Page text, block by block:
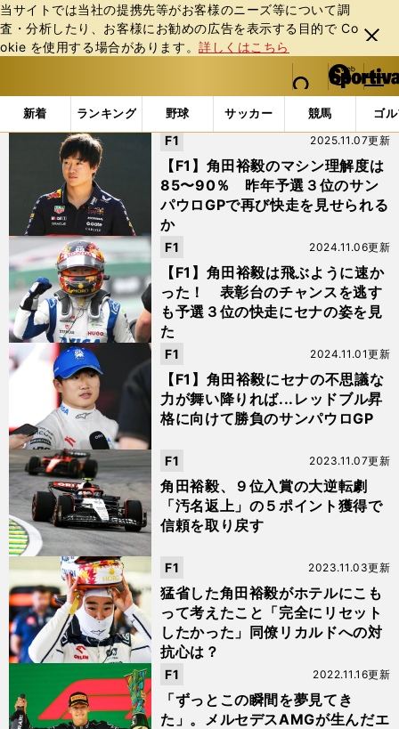
当サイトでは当社の提携先等がお客様のニーズ等について調
査・分析したり、お客様にお勧めの広告を表⽰する⽬的で Co
okie を使⽤する場合があります。詳しくはこちら
閉じ
る
web Sportiva (webスポルティーバ)
検索
マイペ
ー
ジ
メニュ
新着 ランキング 野球 サッカー 競馬 ゴ
b
ス
ー
バ
「#サンパウロGp」の最新ニュース・ 情報
【F1】角田裕毅のマシン理解度は
85〜90％ 昨年予選３位のサン
パウロGPで再び快走を見せられる
か
2025.11.07更新
F1
【F1】角田裕毅は飛ぶように速か
った！ 表彰台のチャンスを逃す
も予選３位の快走にセナの姿を見
た
2024.11.06更新
F1
【F1】角田裕毅にセナの不思議な
力が舞い降りれば...レッドブル昇
格に向けて勝負のサンパウロGP
2024.11.01更新
F1
角田裕毅、９位入賞の大逆転劇
「汚名返上」の５ポイント獲得で
信頼を取り戻す
2023.11.07更新
F1
猛省した角田裕毅がホテルにこも
って考えたこと「完全にリセット
したかった」同僚リカルドへの対
抗心は？
2023.11.03更新
F1
「ずっとこの瞬間を夢見てき
た」。メルセデスAMGが生んだエ
2022.11.16更新
F1